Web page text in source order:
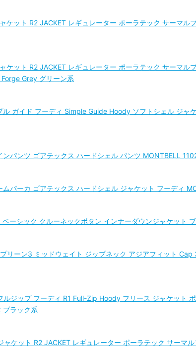
ャケット R2 JACKET レギュレーター ポーラテック サーマ
ャケット R2 JACKET レギュレーター ポーラテック サーマ
Grey グリーン系
ル ガイド フーディ Simple Guide Hoody ソフトシェル ジ
ンパンツ ゴアテックス ハードシェル パンツ MONTBELL
ムパーカ ゴアテックス ハードシェル ジャケット フーディ
ベーシック クルーネックボタン インナーダウンジャケット
プリーン3 ミッドウェイト ジップネック アジアフィット
ルジップ フーディ R1 Full-Zip Hoody フリース ジャケット
ブラック系
ャケット R2 JACKET レギュレーター ポーラテック サー